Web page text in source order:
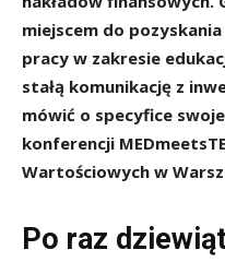
miejscem do
pracy w zakresie
stałą komunikację z
mówić o specyfice
konferencji
Wartościowych w
Po raz